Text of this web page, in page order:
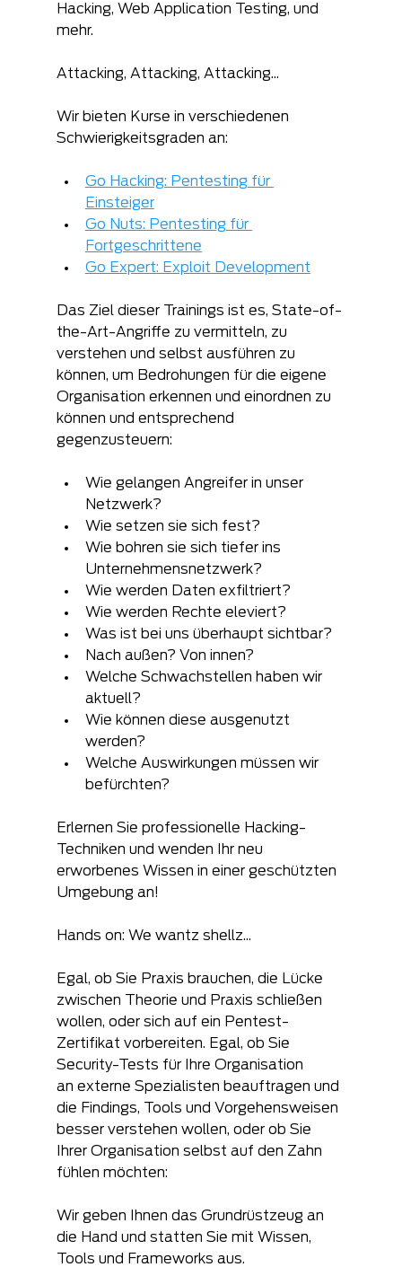
Hacking, Web Application Testing, und
mehr.
Attacking, Attacking, Attacking...
Wir bieten Kurse in verschiedenen
Schwierigkeitsgraden an:
Go Hacking: Pentesting für
Einsteiger
Go Nuts: Pentesting für
Fortgeschrittene
Go Expert: Exploit Development
Das Ziel dieser Trainings ist es, State-of-
the-Art-Angriffe zu vermitteln, zu
verstehen und selbst ausführen zu
können, um Bedrohungen für die eigene
Organisation erkennen und einordnen zu
können und entsprechend
gegenzusteuern:
Wie gelangen Angreifer in unser
Netzwerk?
Wie setzen sie sich fest?
Wie bohren sie sich tiefer ins
Unternehmensnetzwerk?
Wie werden Daten exfiltriert?
Wie werden Rechte eleviert?
Was ist bei uns überhaupt sichtbar?
Nach außen? Von innen?
Welche Schwachstellen haben wir
aktuell?
Wie können diese ausgenutzt
werden?
Welche Auswirkungen müssen wir
befürchten?
Erlernen Sie professionelle Hacking-
Techniken und wenden Ihr neu
erworbenes Wissen in einer geschützten
Umgebung an!
Hands on: We wantz shellz...
Egal, ob Sie Praxis brauchen, die Lücke
zwischen Theorie und Praxis schließen
wollen, oder sich auf ein Pentest-
Zertifikat vorbereiten. Egal, ob Sie
Security-Tests für Ihre Organisation
an externe Spezialisten beauftragen und
die Findings, Tools und Vorgehensweisen
besser verstehen wollen, oder ob Sie
Ihrer Organisation selbst auf den Zahn
fühlen möchten:
Wir geben Ihnen das Grundrüstzeug an
die Hand und statten Sie mit Wissen,
Tools und Frameworks aus.